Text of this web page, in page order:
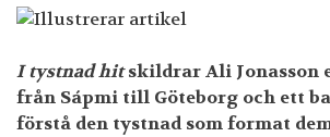
I tystnad hitskildrar Ali Jonasson
från Sápmi till Göteborg och ett
förstå den tystnad som format